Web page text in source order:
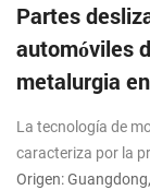
Partes
automóviles
metalurgia
La tecnología de
caracteriza por la
Origen: